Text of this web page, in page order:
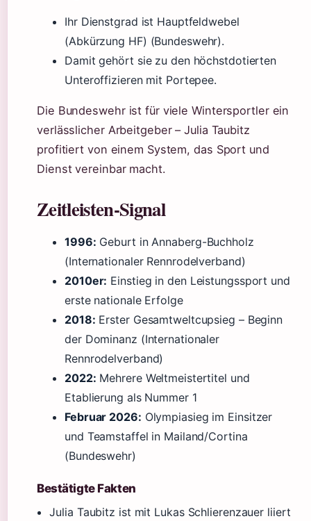
Ihr Dienstgrad ist Hauptfeldwebel
(Abkürzung HF) (Bundeswehr).
Damit gehört sie zu den höchstdotierten
Unteroffizieren mit Portepee.
Die Bundeswehr ist für viele Wintersportler ein
verlässlicher Arbeitgeber – Julia Taubitz
profitiert von einem System, das Sport und
Dienst vereinbar macht.
Zeitleisten-Signal
1996: Geburt in Annaberg-Buchholz
(Internationaler Rennrodelverband)
2010er: Einstieg in den Leistungssport und
erste nationale Erfolge
2018: Erster Gesamtweltcupsieg – Beginn
der Dominanz (Internationaler
Rennrodelverband)
2022: Mehrere Weltmeistertitel und
Etablierung als Nummer 1
Februar 2026: Olympiasieg im Einsitzer
und Teamstaffel in Mailand/Cortina
(Bundeswehr)
Bestätigte Fakten
Julia Taubitz ist mit Lukas Schlierenzauer liiert